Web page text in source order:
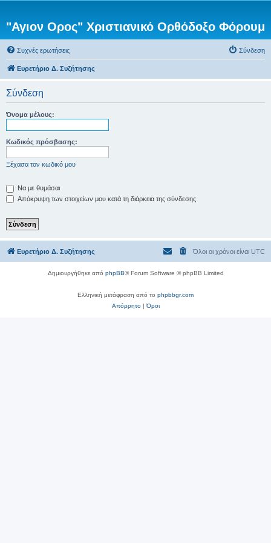
"Αγιον Ορος" Χριστιανικό Ορθόδοξο Φόρουμ
Συχνές ερωτήσεις Σύνδεση
Ευρετήριο Δ. Συζήτησης
Σύνδεση
Όνομα μέλους:
Κωδικός πρόσβασης:
Ξέχασα τον κωδικό μου
Να με θυμάσαι
Απόκρυψη των στοιχείων μου κατά τη διάρκεια της σύνδεσης
Ευρετήριο Δ. Συζήτησης Όλοι οι χρόνοι είναι UTC
Δημιουργήθηκε από phpBB® Forum Software © phpBB Limited
Ελληνική μετάφραση από το phpbbgr.com
Απόρρητο|Όροι